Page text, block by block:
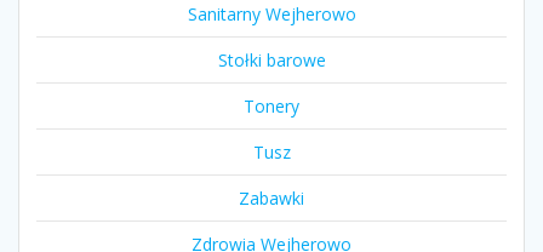
Sanitarny Wejherowo
Stołki barowe
Tonery
Tusz
Zabawki
Zdrowia Wejherowo